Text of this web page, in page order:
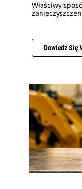
Właściwy
Dowiedz Się